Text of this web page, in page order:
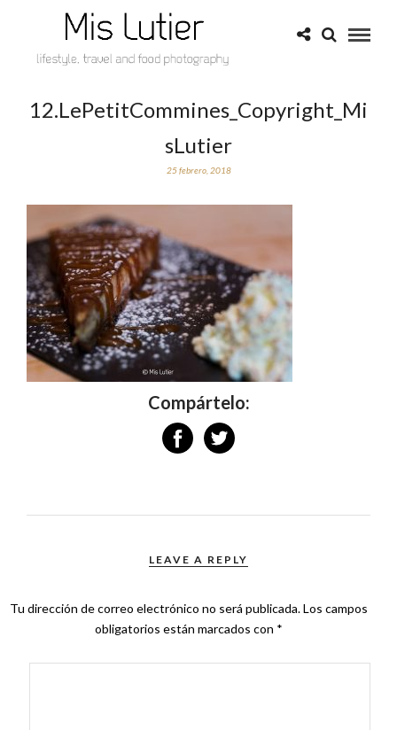
12.LePetitCommines_Copyright_Mi
sLutier
25 febrero, 2018
Compártelo:
LEAVE A REPLY
Tu dirección de correo electrónico no será publicada.Los campos
obligatorios están marcados con *